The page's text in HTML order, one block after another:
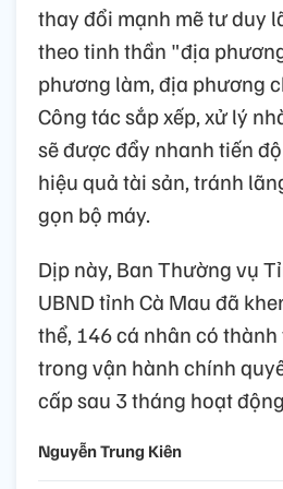
thay đổi mạnh mẽ tư duy
theo tinh thần "địa
phương làm, địa phương
Công tác sắp xếp, xử lý
sẽ được đẩy nhanh tiến
hiệu quả tài sản, tránh
gọn bộ máy.
Dịp này, Ban Thường vụ
UBND tỉnh Cà Mau đã
thể, 146 cá nhân có
trong vận hành chính
cấp sau 3 tháng hoạt
Nguyễn Trung Kiên